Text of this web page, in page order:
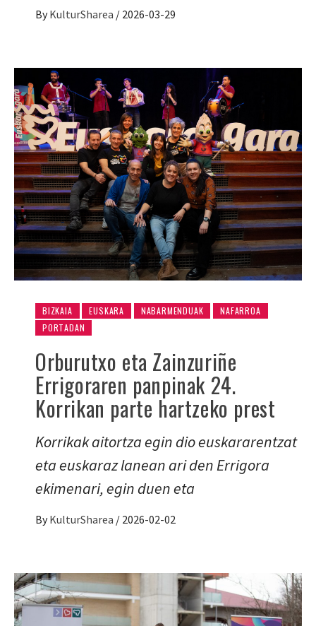
By KulturSharea / 2026-03-29
BIZKAIA EUSKARA NABARMENDUAK
NAFARROA
PORTADAN
Orburutxo eta Zainzuriñe
Errigoraren panpinak 24.
Korrikan parte hartzeko prest
Korrikak aitortza egin dio euskararentzat
eta euskaraz lanean ari den Errigora
ekimenari, egin duen eta
By KulturSharea / 2026-02-02